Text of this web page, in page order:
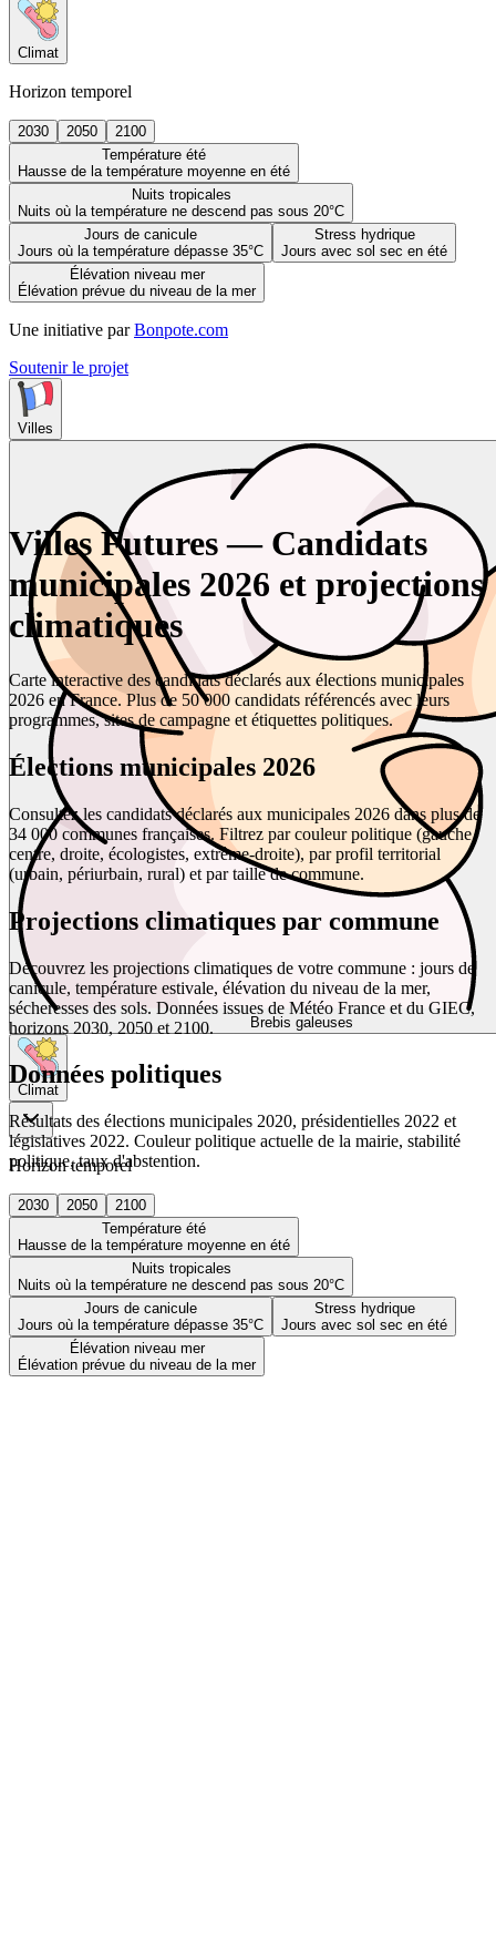
Climat
Horizon temporel
2030 2050
2100
Température été
Hausse de la température moyenne en été
Nuits tropicales
Nuits où la température ne descend pas sous 20°C
Jours de canicule
Jours où la température dépasse 35°C
Stress hydrique
Jours avec sol sec en été
Élévation niveau mer
Élévation prévue du niveau de la mer
Une initiative par Bonpote.com
Soutenir le projet
Villes
Brebis galeuses
Climat
Horizon temporel
2030 2050
2100
Température été
Hausse de la température moyenne en été
Nuits tropicales
Nuits où la température ne descend pas sous 20°C
Jours de canicule
Jours où la température dépasse 35°C
Stress hydrique
Jours avec sol sec en été
Élévation niveau mer
Élévation prévue du niveau de la mer
Villes Futures — Candidats
municipales 2026 et projections
climatiques
Carte interactive des candidats déclarés aux élections municipales
2026 en France. Plus de 50 000 candidats référencés avec leurs
programmes, sites de campagne et étiquettes politiques.
Élections municipales 2026
Consultez les candidats déclarés aux municipales 2026 dans plus de
34 000 communes françaises. Filtrez par couleur politique (gauche,
centre, droite, écologistes, extrême-droite), par profil territorial
(urbain, périurbain, rural) et par taille de commune.
Projections climatiques par commune
Découvrez les projections climatiques de votre commune : jours de
canicule, température estivale, élévation du niveau de la mer,
sécheresses des sols. Données issues de Météo France et du GIEC,
horizons 2030, 2050 et 2100.
Données politiques
Résultats des élections municipales 2020, présidentielles 2022 et
législatives 2022. Couleur politique actuelle de la mairie, stabilité
politique, taux d'abstention.